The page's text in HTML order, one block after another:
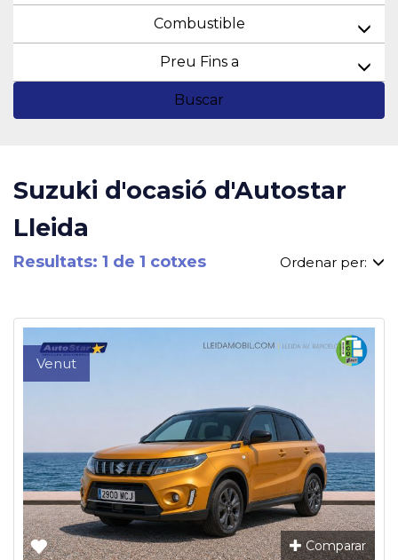
Combustible
Preu Fins a
Buscar
Suzuki d'ocasió d'Autostar
Lleida
Resultats: 1 de 1 cotxes Ordenar per:
Venut
Comparar